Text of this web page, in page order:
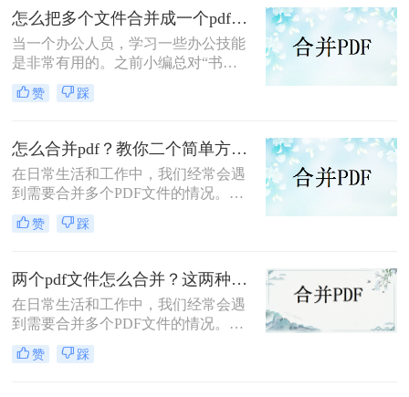
法~
怎么把多个文件合并成一个pdf？这两种方法可轻松合并多个文件~
当一个办公人员，学习一些办公技能
是非常有用的。之前小编总对“书到
用时就恨少”这句话非常不以为然，
直到真正遇到的时候，才明白这句话
候多学点东西，等用到的时候也不会
变得手忙脚乱。你知道怎么把多个文
件合并成一个pdf吗？今日小编就跟你
分享pdf合并。
赞 踩
怎么合并pdf？教你二个简单方法！
在日常生活和工作中，我们经常会遇
到需要合并多个PDF文件的情况。当
我们需要整理一系列相关的文档时，
将它们合并为一个PDF文件可以更方
文件，不仅减少了文件数量，还能够
降低文件的总体大小，方便传输和存
储。今天针对怎么合并pdf的问题，下
面分享几个简单而好用的PDF合并教
程。
赞 踩
两个pdf文件怎么合并？这两种方法简单好用！
在日常生活和工作中，我们经常会遇
到需要合并多个PDF文件的情况。当
我们需要整理一系列相关的文档时，
将它们合并为一个PDF文件可以更方
赞 踩